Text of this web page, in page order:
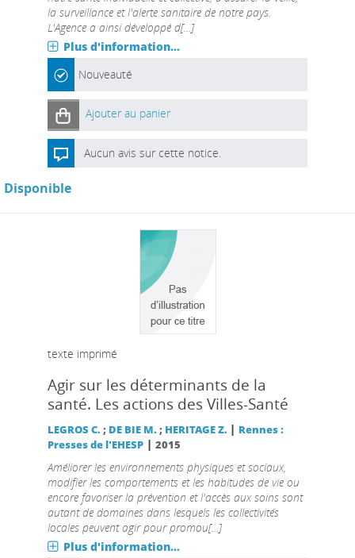
la surveillance et l'alerte sanitaire de notre pays.
L'Agence a ainsi développé d[...]
Plus d'information...
Nouveauté
Ajouter au panier
Aucun avis sur cette notice.
Disponible
texte imprimé
Agir sur les déterminants de la
santé. Les actions des Villes-Santé
LEGROS C.; DE BIE M.; HERITAGE Z. | Rennes :
Presses de l'EHESP| 2015
Améliorer les environnements physiques et sociaux,
modifier les comportements et les habitudes de vie ou
encore favoriser la prévention et l'accès aux soins sont
autant de domaines dans lesquels les collectivités
locales peuvent agir pour promou[...]
Plus d'information...